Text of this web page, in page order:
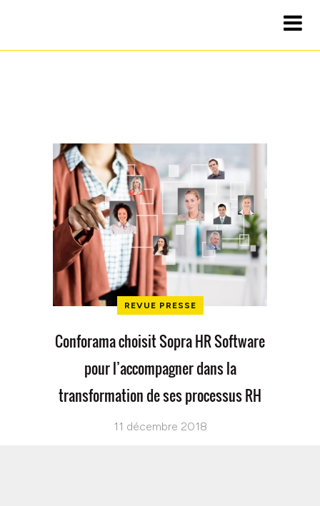
REVUE PRESSE
Conforama choisit Sopra HR Software
pour l’accompagner dans la
transformation de ses processus RH
11 décembre 2018